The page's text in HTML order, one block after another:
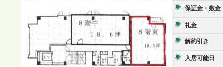
保証金・敷金
礼金
解約引き
入居可能日